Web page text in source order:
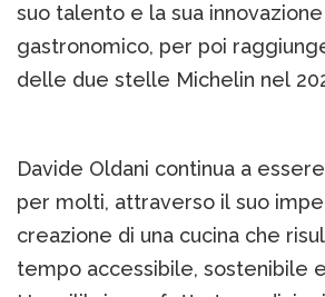
suo talento e la sua
gastronomico, per poi
delle due stelle Michelin nel
Davide Oldani continua a
per molti, attraverso il suo
creazione di una cucina che
tempo accessibile, sostenibile